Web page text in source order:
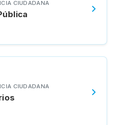
CIUDADANA
CIUDADANA